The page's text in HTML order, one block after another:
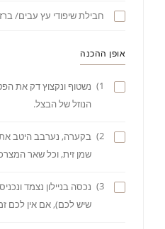
חבילת שיפודי עץ עבים/
אופן ההכנה
1)
נשטוף ונקצוץ דק את
הנוזל של הבצל.
2)
בקערה, נערבב היטב
שמן זית, וכל שאר
3)
שיש לכם), אם אין לכם